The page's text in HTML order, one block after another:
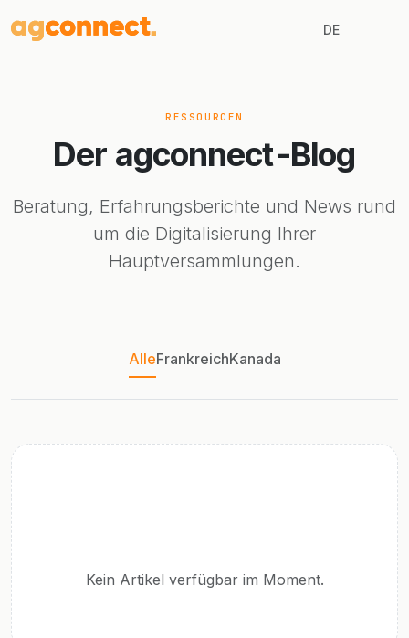
DE
RESSOURCEN
Der agconnect-Blog
Beratung, Erfahrungsberichte und News rund
um die Digitalisierung Ihrer
Hauptversammlungen.
AlleFrankreichKanada
Kein Artikel verfügbar im Moment.